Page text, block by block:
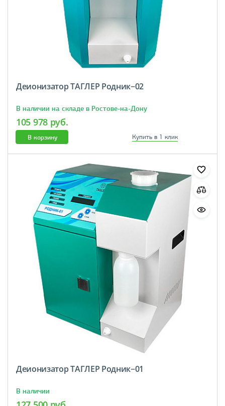
Деионизатор ТАГЛЕР Родник−02
В наличии на складе в Ростове-на-Дону
105 978 руб.
В корзину Купить в 1 клик
Деионизатор ТАГЛЕР Родник−01
В наличии